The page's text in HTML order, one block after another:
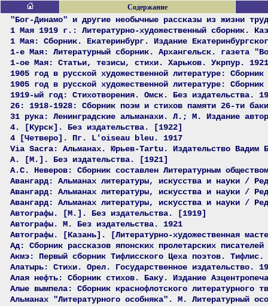
Содержание
"Бог-Динамо" и другие необычные рассказы из жизни
1 Мая 1919 г.: Литературно-художественный сборник.
1 Мая: Сборник. Екатеринбург. Издание
1-е Мая: Литературный сборник. Архангельск. газета
1-ое Мая: Статьи, тезисы, стихи. Харьков. Укрпур. 1921
1905 год в русской художественной литературе:
1905 год в русской художественной литературе:
1919-ый год: Стихотворения. Омск. Без издательства.
26: 1918-1928: Сборник поэм и стихов памяти 26-ти
31 рука: Ленинградские альманахи. Л.; М. Издание
4. [Курск]. Без издательства. [1922]
4 [Четверо]. Пг. L'oiseau bleu. 1917
Via Sacra: Альманах. Юрьев-Tartu. Издательство Вадим
А. [М.]. Без издательства. [1921]
А.С. Неверов: Сборник составлен Литературным
Авангард: Альманах литературы, искусства и науки /
Авангард: Альманах литературы, искусства и науки /
Авангард: Альманах литературы, искусства и науки /
Автографы. [М.]. Без издательства. [1919]
Автографы. М. Без издательства. 1921
Автографы. [Казань]. [Литературно-художественная
Ад: Сборник рассказов японских пролетарских
Акмэ: Первый сборник Тифлисского Цеха поэтов.
Алатырь: Стихи. Орел. Государственное издательство.
Алая нефть: Сборник стихов. Баку. Издание
Алые вымпела: Сборник краснофлотского литературного
Альманах "Литературного особняка". М. Литературный